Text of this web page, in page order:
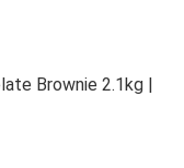
Brownie 2.1kg |